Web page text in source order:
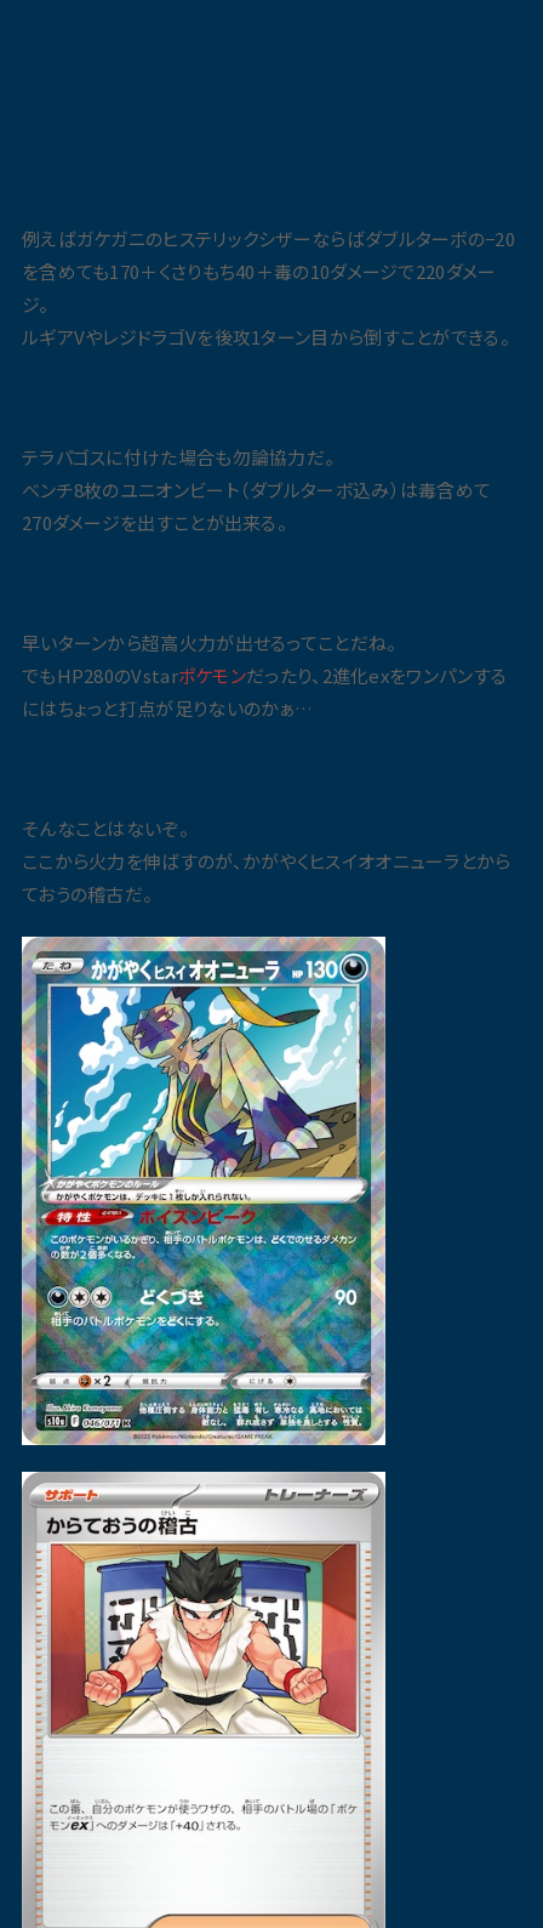
例えばガケガニのヒステリックシザーならばダブルターボの−20
を含めても170＋くさりもち40＋毒の10ダメージで220ダメー
ジ。
ルギアVやレジドラゴVを後攻1ターン目から倒すことができる。
テラパゴスに付けた場合も勿論協力だ。
ベンチ8枚のユニオンビート（ダブルターボ込み）は毒含めて
270ダメージを出すことが出来る。
早いターンから超高火力が出せるってことだね。
でもHP280のVstarポケモンだったり、2進化exをワンパンする
にはちょっと打点が足りないのかぁ…
そんなことはないぞ。
ここから火力を伸ばすのが、かがやくヒスイオオニューラとから
ておうの稽古だ。